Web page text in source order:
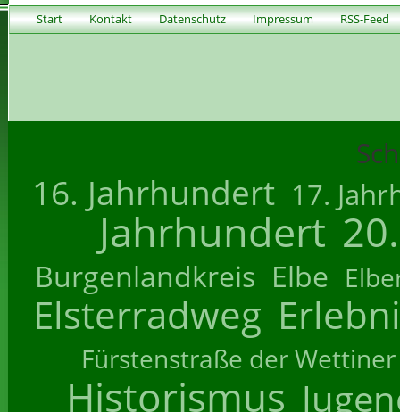
Start Kontakt Datenschutz Impressum RSS-Feed
16. Jahrhundert 17.
Jahrhundert
Burgenlandkreis Elbe
Elsterradweg
Fürstenstraße der Wettiner
Historismus